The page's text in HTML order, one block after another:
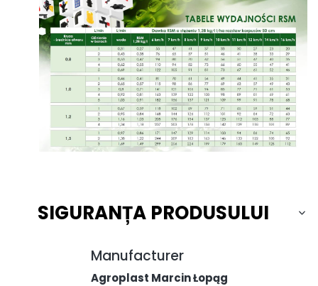
SIGURANȚA PRODUSULUI
Manufacturer
Agroplast Marcin Łopąg